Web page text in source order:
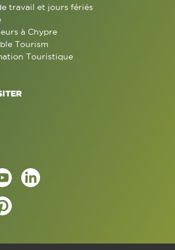
travail et jours fériés
à Chypre
Tourism
Touristique